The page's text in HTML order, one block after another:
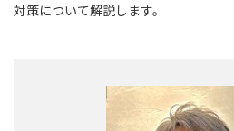
対策について解説します。